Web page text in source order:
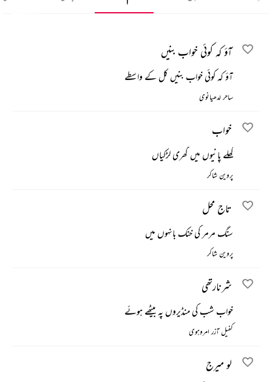
آؤ کہ کوئی خواب بنیں
آؤ کہ کوئی خواب بنیں کل کے واسطے
ساحر لدھیانوی
خواب
کھلے پانیوں میں گھری لڑکیاں
پروین شاکر
تاج محل
سنگ مرمر کی خنک بانہوں میں
پروین شاکر
شرنارتھی
خواب شب کی منڈیروں پہ بیٹھے ہوئے
کفیل آزر امروہوی
لو میرج